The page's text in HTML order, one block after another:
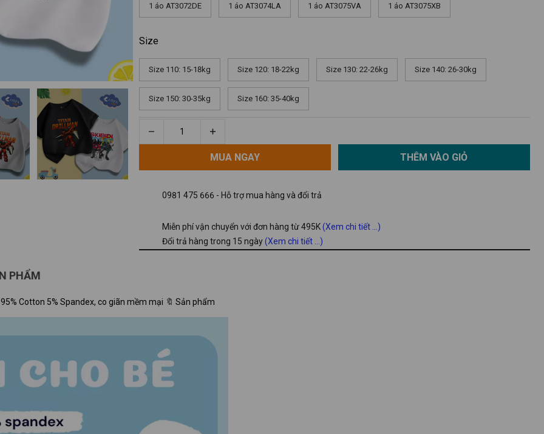
THÊM VÀO GIỎ
Size
MUA NGAY
0981 475 666 - Hỗ trợ mua hàng và đổi trả
Miễn phí vận chuyển với đơn hàng từ 495K(Xem chi tiết ...)
Đổi trả hàng trong 15 ngày(Xem chi tiết ...)
1 áo AT3072DE 1 áo AT3074LA 1 áo AT3075VA 1 áo AT3075XB
Size 110: 15-18kg Size 120: 18-22kg Size 130: 22-26kg Size 140: 26-30kg
Size 150: 30-35kg Size 160: 35-40kg
MUA NGAY
PHẨM
Cotton 5% Spandex, co giãn mềm mại 🔖 Sản phẩm